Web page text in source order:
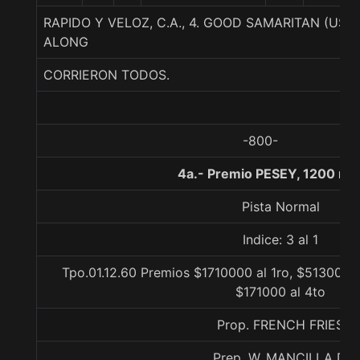
RAPIDO Y VELOZ, C.A., 4. GOOD SAMARITAN
ALONG
CORRIERON TODOS.
-800-
4a.- Premio PESEY, 1200
Pista Normal
Indice: 3 al 1
Tpo.01.12.60 Premios $1710000 al 1ro,
$171000 al 4to
Prop. FRENCH FRIES